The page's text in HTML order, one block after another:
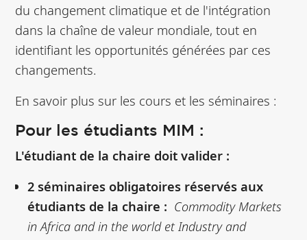
du changement climatique et de l'intégration
dans la chaîne de valeur mondiale, tout en
identifiant les opportunités générées par ces
changements.
En savoir plus sur les cours et les séminaires :
Pour les étudiants MIM :
L'étudiant de la chaire doit valider :
2 séminaires obligatoires réservés aux
étudiants de la chaire : Commodity Markets
in Africa and in the world et Industry and